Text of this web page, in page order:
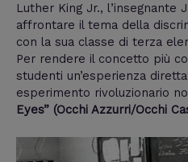
Luther King Jr., l’insegnante
affrontare il tema della
con la sua classe di terza
Per rendere il concetto più
studenti un’esperienza
esperimento rivoluzionario
Eyes” (Occhi Azzurri/Occhi